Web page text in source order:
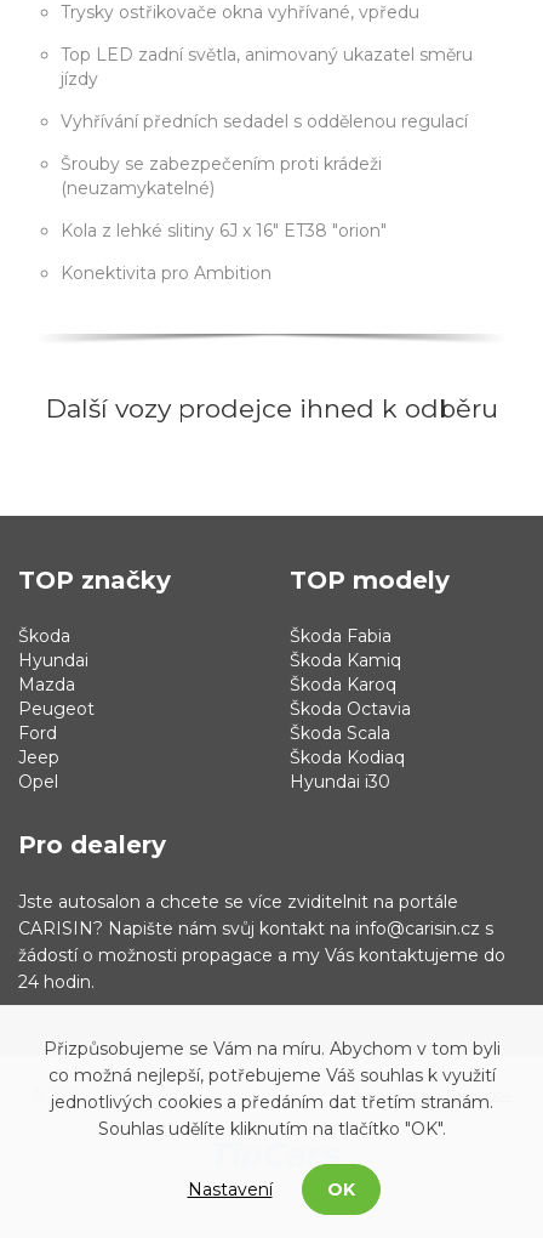
Trysky ostřikovače okna vyhřívané, vpředu
Top LED zadní světla, animovaný ukazatel směru
jízdy
Vyhřívání předních sedadel s oddělenou regulací
Šrouby se zabezpečením proti krádeži
(neuzamykatelné)
Kola z lehké slitiny 6J x 16" ET38 "orion"
Konektivita pro Ambition
Další vozy prodejce ihned k odběru
TOP značky
Škoda
Hyundai
Mazda
Peugeot
Ford
Jeep
Opel
TOP modely
Škoda Fabia
Škoda Kamiq
Škoda Karoq
Škoda Octavia
Škoda Scala
Škoda Kodiaq
Hyundai i30
Pro dealery
Jste autosalon a chcete se více zviditelnit na portále
CARISIN? Napište nám svůj kontakt na info@carisin.cz s
žádostí o možnosti propagace a my Vás kontaktujeme do
24 hodin.
© 2019 - 2021 Carisin.cz Archiv vozů Facebook
Přizpůsobujeme se Vám na míru. Abychom v tom byli
co možná nejlepší, potřebujeme Váš souhlas k využití
jednotlivých cookies a předáním dat třetím stranám.
Souhlas udělíte kliknutím na tlačítko "OK".
Nastavení OK